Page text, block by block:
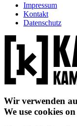
Impressum
Kontakt
Datenschutz
Wir verwenden
We use cookies